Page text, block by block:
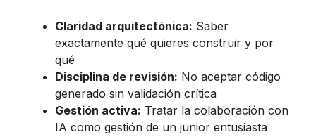
Claridad arquitectónica: Saber
exactamente qué quieres construir y por
qué
Disciplina de revisión: No aceptar código
generado sin validación crítica
Gestión activa: Tratar la colaboración con
IA como gestión de un junior entusiasta